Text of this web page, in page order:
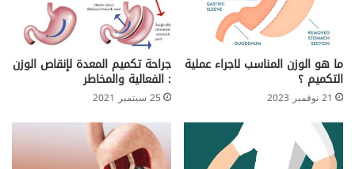
ما هو الوزن المناسب لاجراء عملية
التكميم ؟
21 نوفمبر 2023
جراحة تكميم المعدة لإنقاص الوزن
: الفعالية والمخاطر
25 سبتمبر 2021